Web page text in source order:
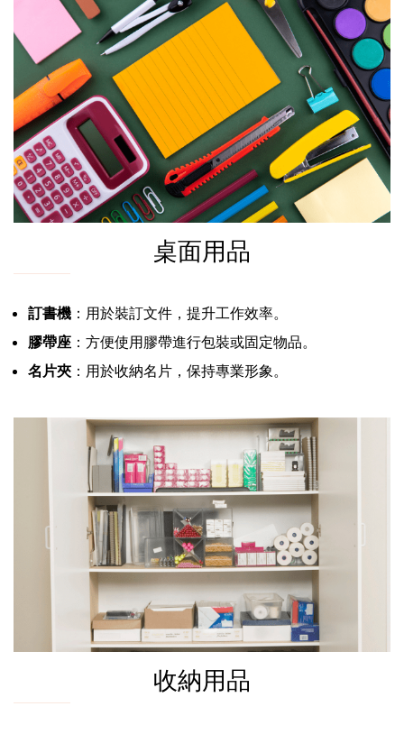
桌面用品
訂書機 ：用於裝訂文件，提升工作效率。
膠帶座 ：方便使用膠帶進行包裝或固定物品。
名片夾 ：用於收納名片，保持專業形象。
收納用品